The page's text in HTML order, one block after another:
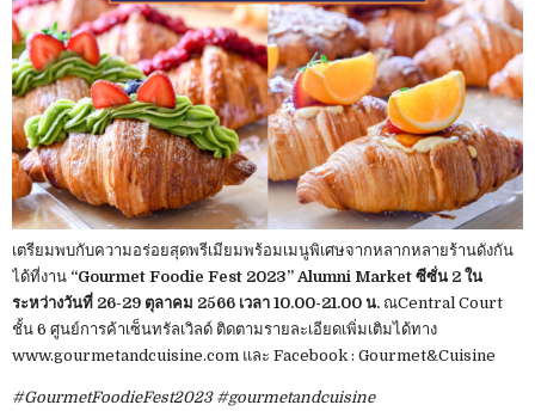
เตรียมพบกับความอร่อยสุดพรีเมียมพร้อมเมนูพิเศษจากหลากหลายร้านดังกัน
ได้ที่งาน “Gourmet Foodie Fest 2023” Alumni Market ซีซั่น 2 ใน
ระหว่างวันที่ 26-29 ตุลาคม 2566 เวลา 10.00-21.00 น. ณCentral Court
ชั้น 6 ศูนย์การค้าเซ็นทรัลเวิลด์ ติดตามรายละเอียดเพิ่มเติมได้ทาง
www.gourmetandcuisine.com และ Facebook : Gourmet&Cuisine
#GourmetFoodieFest2023 #gourmetandcuisine